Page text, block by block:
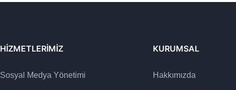
HIZMETLERIMIZ
Sosyal Medya Yönetimi
KURUMSAL
Hakkımızda